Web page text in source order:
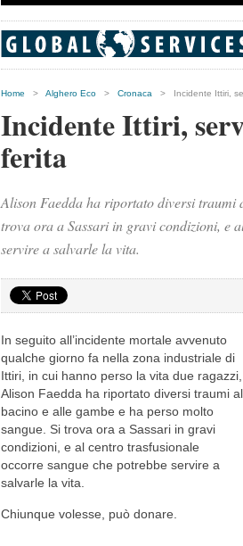
Home > Alghero Eco > Cronaca > Incidente Ittiri,
Incidente Ittiri,
ferita
Alison Faedda ha riportato diversi traumi
trova ora a Sassari in gravi condizioni, e
servire a salvarle la vita.
In seguito all’incidente mortale avvenuto
qualche giorno fa nella zona industriale di
Ittiri, in cui hanno perso la vita due ragazzi,
Alison Faedda ha riportato diversi traumi al
bacino e alle gambe e ha perso molto
sangue. Si trova ora a Sassari in gravi
condizioni, e al centro trasfusionale
occorre sangue che potrebbe servire a
salvarle la vita.
Chiunque volesse, può donare.